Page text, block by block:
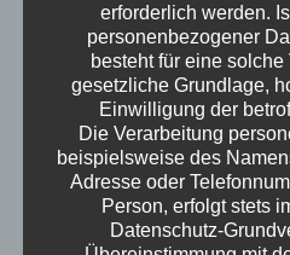
Site
Branchen(5)
Datenrettung(3)
Exchange(3)
FastBilling(2)
Konservativ(1)
erforderlich werden.
personenbezogener
besteht für eine
gesetzliche Grundlage,
Einwilligung der
Die Verarbeitung
beispielsweise des
Adresse oder
Person, erfolgt stets
Datenschutz-